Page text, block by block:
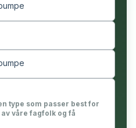
type som passer best for
våre fagfolk og få